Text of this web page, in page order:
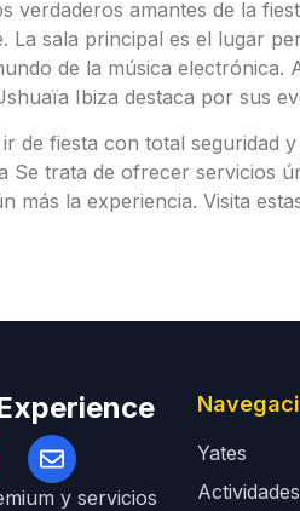
verdaderos amantes de la
La sala principal es el lugar
de la música electrónica.
Ibiza destaca por sus
de fiesta con total seguridad
Se trata de ofrecer servicios
más la experiencia. Visita
y servicios
Yates
Actividades